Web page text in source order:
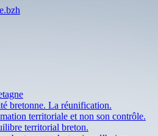
bretonne. La réunification.
territoriale et non son contrôle.
territorial breton.